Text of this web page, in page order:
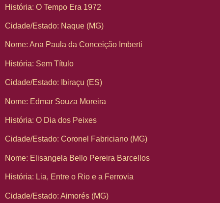
História: O Tempo Era 1972
Cidade/Estado: Naque (MG)
Nome: Ana Paula da Conceição Imberti
História: Sem Título
Cidade/Estado: Ibiraçu (ES)
Nome: Edmar Souza Moreira
História: O Dia dos Peixes
Cidade/Estado: Coronel Fabriciano (MG)
Nome: Elisangela Bello Pereira Barcellos
História: Lia, Entre o Rio e a Ferrovia
Cidade/Estado: Aimorés (MG)